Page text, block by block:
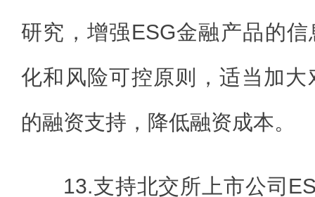
研究，增强ESG金融产品的
化和风险可控原则，适当加
的融资支持，降低融资成本。
13.支持北交所上市公司